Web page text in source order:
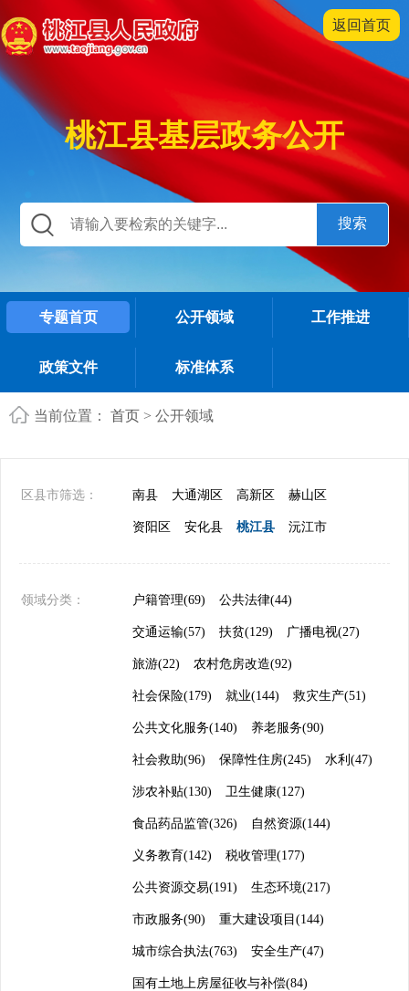
返回首页
桃江县基层政务公开
专题首页 公开领域 工作推进
政策文件 标准体系
当前位置： 首页 > 公开领域
区县市筛选： 南县 大通湖区 高新区 赫山区
资阳区 安化县 桃江县 沅江市
领域分类： 户籍管理(69) 公共法律(44)
交通运输(57) 扶贫(129) 广播电视(27)
旅游(22) 农村危房改造(92)
社会保险(179) 就业(144) 救灾生产(51)
公共文化服务(140) 养老服务(90)
社会救助(96) 保障性住房(245) 水利(47)
涉农补贴(130) 卫生健康(127)
食品药品监管(326) 自然资源(144)
义务教育(142) 税收管理(177)
公共资源交易(191) 生态环境(217)
市政服务(90) 重大建设项目(144)
城市综合执法(763) 安全生产(47)
国有土地上房屋征收与补偿(84)